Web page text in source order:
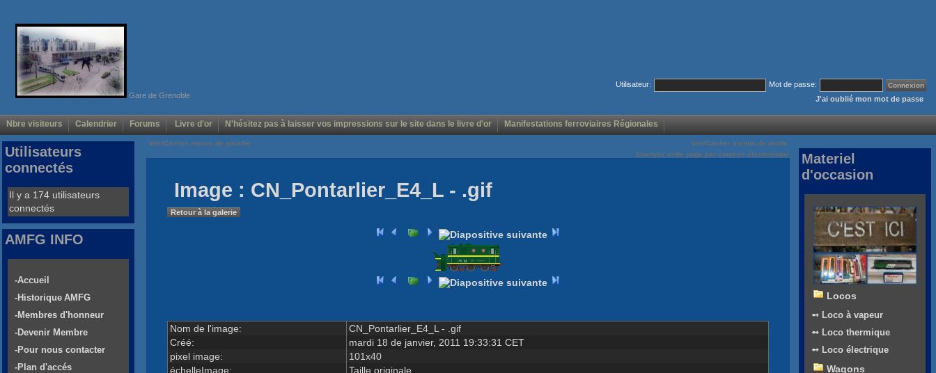
Gare de Grenoble
Utilisateur:
Mot de passe:
J'ai oublié mon mot de passe
Nbre visiteurs Calendrier Forums Livre d'or N'hésitez pas à laisser vos impressions sur le site dans le livre d'or Manifestations ferroviaires Régionales
Voir/Cacher menus de gauche
Voir/Cacher menus de droite
Envoyez cette page par courrier électronique
Image : CN_Pontarlier_E4_L - .gif
Retour à la galerie
Nom de l'image:
CN_Pontarlier_E4_L - .gif
Créé:
mardi 18 de janvier, 2011 19:33:31 CET
pixel image:
101x40
échelleImage:
Taille originale
Utilisateurs
connectés
Il y a 174 utilisateurs
connectés
AMFG INFO
-Accueil
-Historique AMFG
-Membres d'honneur
-Devenir Membre
-Pour nous contacter
-Plan d'accés
Materiel
d'occasion
Locos
➻ Loco à vapeur
➻ Loco thermique
➻ Loco électrique
Wagons